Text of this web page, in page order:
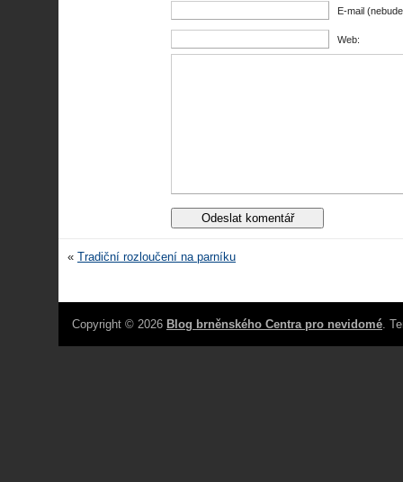
E-mail
Web:
« Tradiční rozloučení na parníku
Copyright © 2026 Blog brněnského Centra pro nevidomé.